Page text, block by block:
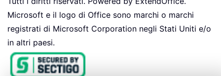
Microsoft e il logo di Office sono marchi o marchi
registrati di Microsoft Corporation negli Stati Uniti e/o
in altri paesi.